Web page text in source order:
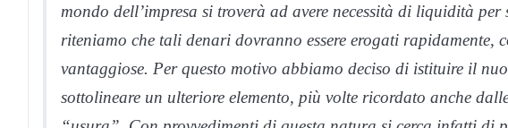
mondo dell’impresa si troverà ad avere necessità di liquidità per
riteniamo che tali denari dovranno essere erogati rapidamente,
vantaggiose. Per questo motivo abbiamo deciso di istituire il
sottolineare un ulteriore elemento, più volte ricordato anche